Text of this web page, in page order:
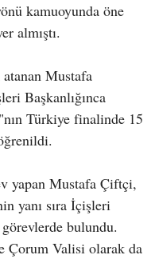
kamuoyunda öne
almıştı.
Mustafa
Başkanlığınca
Türkiye finalinde 15
yapan Mustafa Çiftçi,
yanı sıra İçişleri
bulundu.
Çorum Valisi olarak da